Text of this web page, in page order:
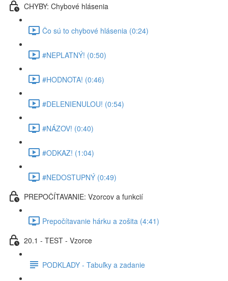
CHYBY: Chybové hlásenia
Čo sú to chybové hlásenia (0:24)
#NEPLATNÝ! (0:50)
#HODNOTA! (0:46)
#DELENIENULOU! (0:54)
#NÁZOV! (0:40)
#ODKAZ! (1:04)
#NEDOSTUPNÝ (0:49)
PREPOČÍTAVANIE: Vzorcov a funkcií
Prepočítavanie hárku a zošita (4:41)
20.1 - TEST - Vzorce
PODKLADY - Tabuľky a zadanie